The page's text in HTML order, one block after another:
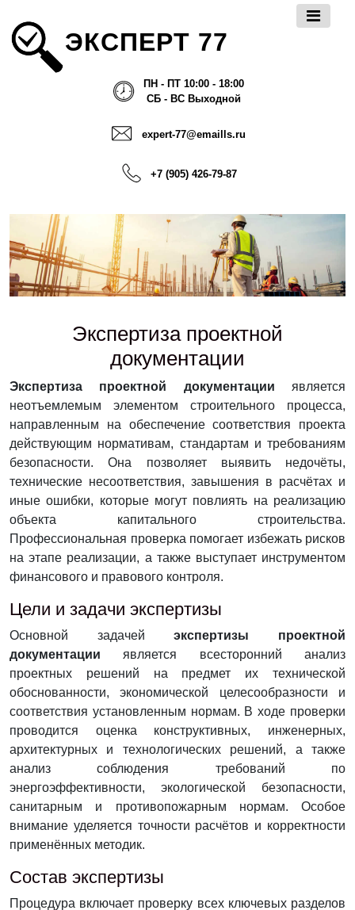
ЭКСПЕРТ 77
ПН - ПТ 10:00 - 18:00
СБ - ВС Выходной
expert-77@emaills.ru
+7 (905) 426-79-87
Экспертиза проектной
документации
Экспертиза проектной документации является
неотъемлемым элементом строительного процесса,
направленным на обеспечение соответствия проекта
действующим нормативам, стандартам и требованиям
безопасности. Она позволяет выявить недочёты,
технические несоответствия, завышения в расчётах и
иные ошибки, которые могут повлиять на реализацию
объекта капитального строительства.
Профессиональная проверка помогает избежать рисков
на этапе реализации, а также выступает инструментом
финансового и правового контроля.
Цели и задачи экспертизы
Основной задачейэкспертизы проектной
документации является всесторонний анализ
проектных решений на предмет их технической
обоснованности, экономической целесообразности и
соответствия установленным нормам. В ходе проверки
проводится оценка конструктивных, инженерных,
архитектурных и технологических решений, а также
анализ соблюдения требований по
энергоэффективности, экологической безопасности,
санитарным и противопожарным нормам. Особое
внимание уделяется точности расчётов и корректности
применённых методик.
Состав экспертизы
Процедура включает проверку всех ключевых разделов